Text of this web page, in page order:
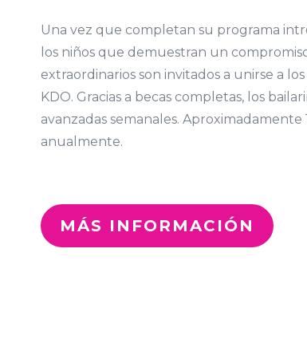
Una vez que completan su programa
los niños que demuestran un
extraordinarios son invitados a unirse a
KDO. Gracias a becas completas, los
avanzadas semanales.
anualmente.
MÁS INFORMACIÓN